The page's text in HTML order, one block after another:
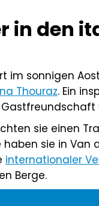
in den
im sonnigen
Thouraz. Ein
sie einen
sie in Van
internationaler
Berge.